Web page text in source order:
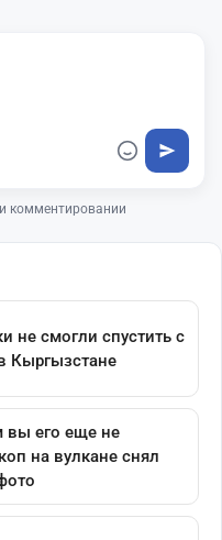
комментировании